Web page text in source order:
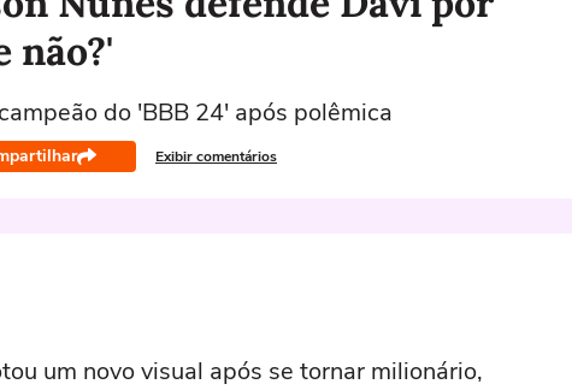
não?'
do 'BBB 24' após polêmica
Exibir comentários
um novo visual após se tornar milionário,